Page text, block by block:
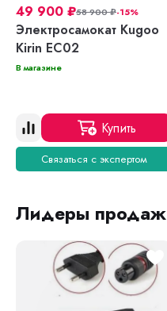
49 900 ₽58 900₽-15%
Электросамокат Kugoo
Kirin EC02
В магазине
Купить
Связаться с экспертом
Лидеры продаж